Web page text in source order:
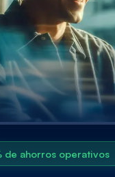
de ahorros operativos